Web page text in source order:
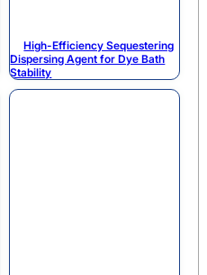
High-Efficiency Sequestering
Dispersing Agent for Dye Bath
Stability